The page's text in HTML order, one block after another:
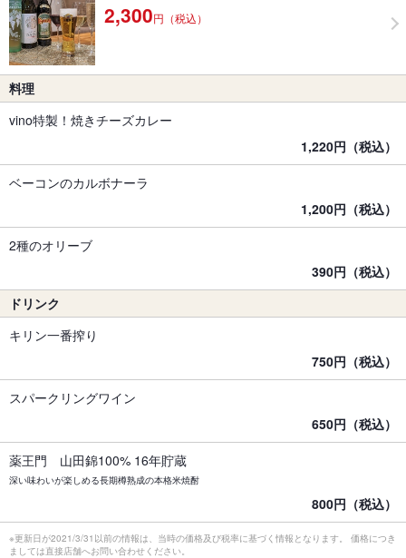
2,300円（税込）
料理
vino特製！焼きチーズカレー
1,220円（税込）
ベーコンのカルボナーラ
1,200円（税込）
2種のオリーブ
390円（税込）
ドリンク
キリン一番搾り
750円（税込）
スパークリングワイン
650円（税込）
薬王門 山田錦100% 16年貯蔵
深い味わいが楽しめる長期樽熟成の本格米焼酎
800円（税込）
※更新日が2021/3/31以前の情報は、当時の価格及び税率に基づく情報となります。 価格につき
ましては直接店舗へお問い合わせください。